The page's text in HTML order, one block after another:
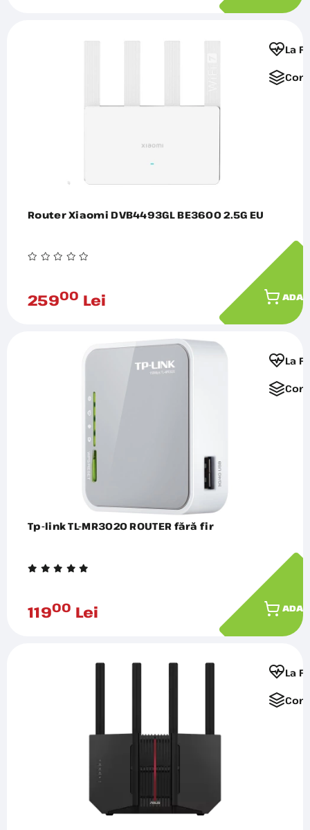
La
Router Xiaomi DVB4493GL BE3600 2.5G EU
25900 Lei
La
Tp-link TL-MR3020 ROUTER fără fir
11900 Lei
La